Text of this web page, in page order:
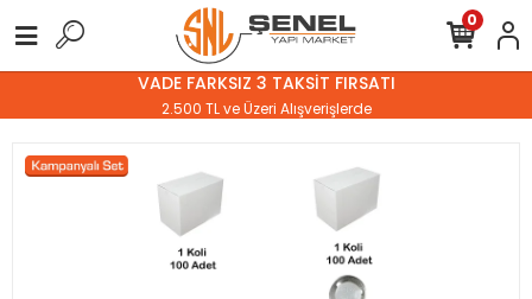
VADE FARKSIZ 3 TAKSİT FIRSATI
2.500 TL ve Üzeri Alışverişlerde
0